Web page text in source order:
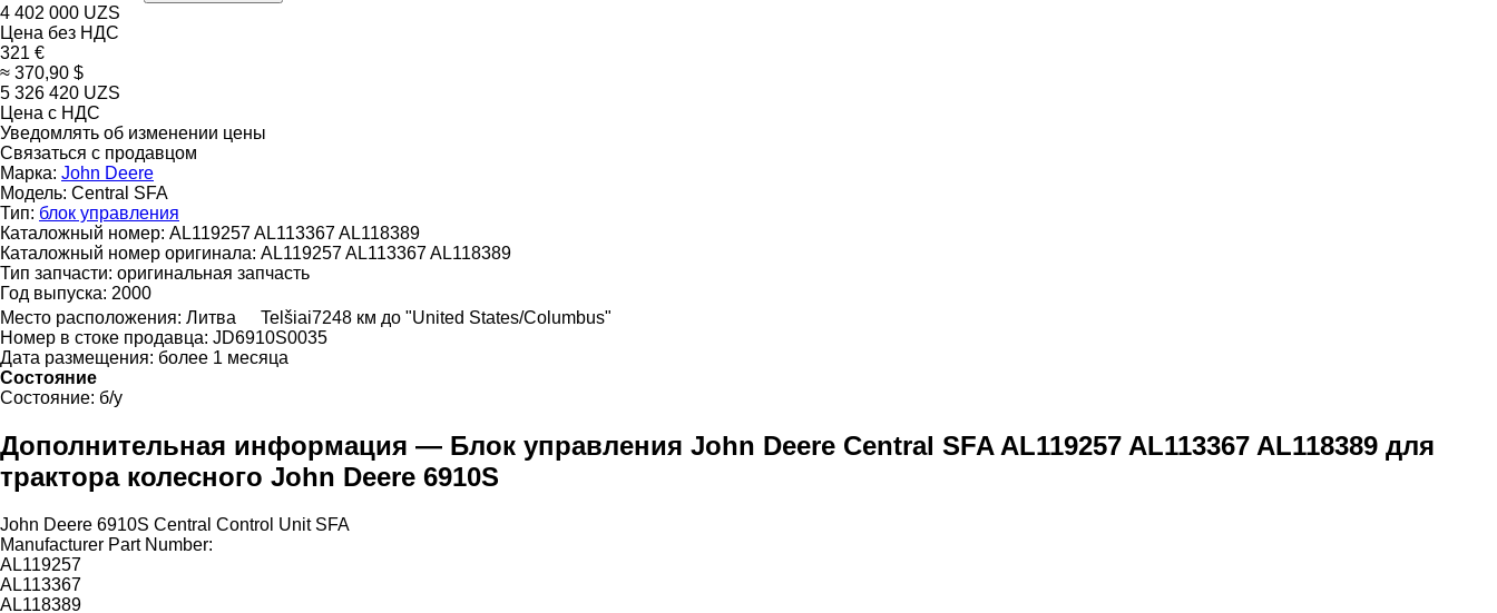
4 402 000 UZS
Цена без НДС
321 €
≈ 370,90 $
5 326 420 UZS
Цена с НДС
Уведомлять об изменении цены
Связаться с продавцом
Марка: John Deere
Модель: Central SFA
Тип: блок управления
Каталожный номер: AL119257 AL113367 AL118389
Каталожный номер оригинала: AL119257 AL113367 AL118389
Тип запчасти: оригинальная запчасть
Год выпуска: 2000
Место расположения: Литва Telšiai7248 км до "United States/Columbus"
Номер в стоке продавца: JD6910S0035
Дата размещения: более 1 месяца
Состояние
Состояние: б/у
Дополнительная информация — Блок управления John Deere Central SFA AL119257 AL113367 AL118389 для
трактора колесного John Deere 6910S
John Deere 6910S Central Control Unit SFA
Manufacturer Part Number:
AL119257
AL113367
AL118389